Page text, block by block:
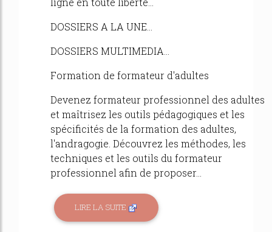
DOSSIERS A LA UNE...
DOSSIERS MULTIMEDIA...
Formation de formateur d'adultes
Devenez formateur professionnel des adultes
et maîtrisez les outils pédagogiques et les
spécificités de la formation des adultes,
l'andragogie. Découvrez les méthodes, les
techniques et les outils du formateur
professionnel afin de proposer...
LIRE LA SUITE